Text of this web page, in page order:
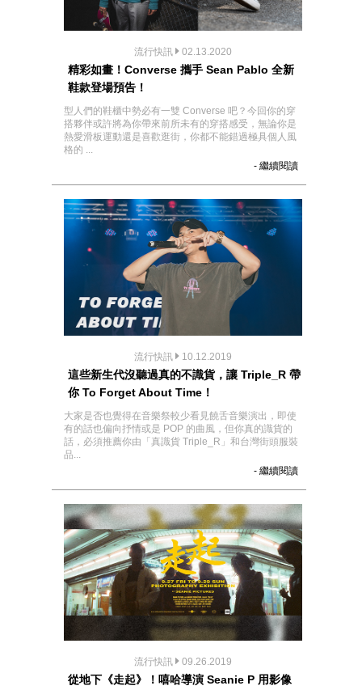
流行快訊 02.13.2020
精彩如畫！Converse 攜手 Sean Pablo 全新
鞋款登場預告！
型人們的鞋櫃中勢必有一雙 Converse 吧？今回你的穿
搭夥伴或許將為你帶來前所未有的穿搭感受，無論你是
熱愛滑板運動還是喜歡逛街，你都不能錯過極具個人風
格的 ...
- 繼續閱讀
流行快訊 10.12.2019
這些新生代沒聽過真的不識貨，讓 Triple_R 帶
你 To Forget About Time！
大家是否也覺得在音樂祭較少看見饒舌音樂演出，即使
有的話也偏向抒情或是 POP 的曲風，但你真的識貨的
話，必須推薦你由「真識貨 Triple_R」和台灣街頭服裝
品...
- 繼續閱讀
流行快訊 09.26.2019
從地下《走起》！嘻哈導演 Seanie P 用影像